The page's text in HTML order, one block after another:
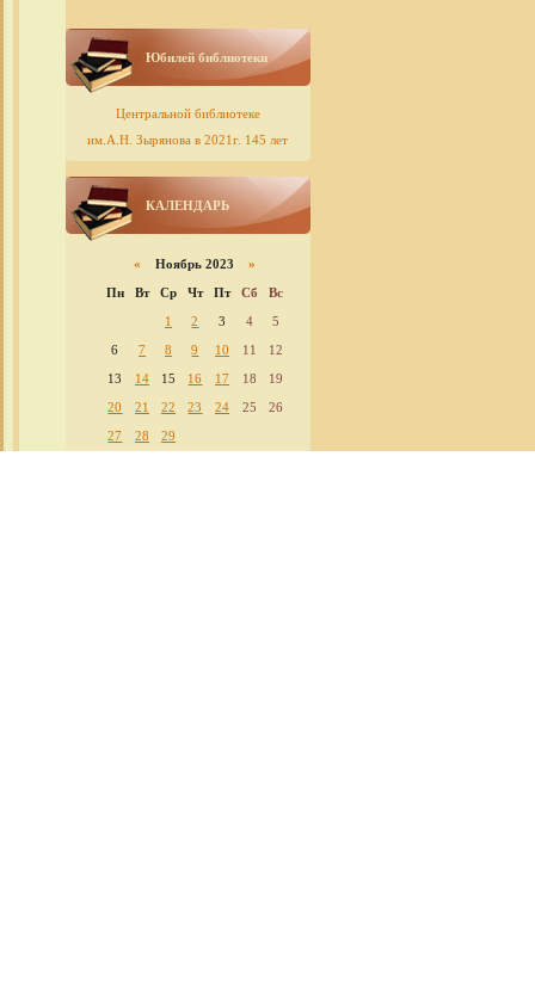
Юбилей библиотеки
Центральной библиотеке
им.А.Н. Зырянова в 2021г. 145 лет
КАЛЕНДАРЬ
« Ноябрь 2023 »
Пн
Вт Ср Чт Пт Сб
Вс
1
2 3 4
5
6
7 8 9 10 11
12
13
14 15 16 17 18
19
20
21 22 23 24 25
26
27
28 29